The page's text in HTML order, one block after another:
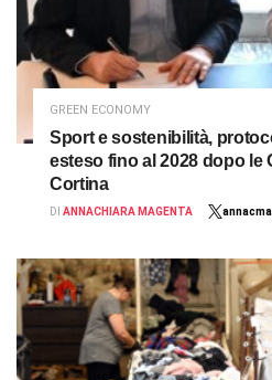
GREEN ECONOMY
Sport e sostenibilità,
esteso fino al 2028 dopo le
Cortina
DI ANNACHIARA MAGENTA